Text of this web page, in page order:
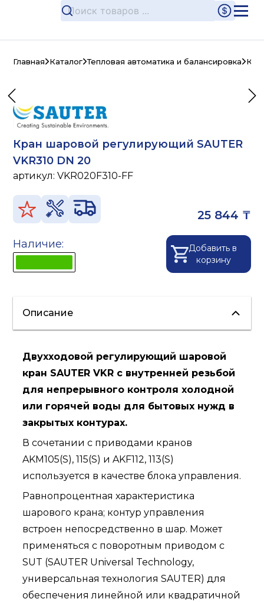
Главная Каталог Тепловая автоматика и балансировка
Кран шаровой регулирующий SAUTER
VKR310 DN 20
артикул:VKR020F310-FF
25 844 ₸
Наличие:
Добавить в
корзину
Описание
Двухходовой регулирующий шаровой
кран SAUTER VKR с внутренней резьбой
для непрерывного контроля холодной
или горячей воды для бытовых нужд в
закрытых контурах.
В сочетании с приводами кранов
AKM105(S), 115(S) и AKF112, 113(S)
используется в качестве блока управления.
Равнопроцентная характеристика
шарового крана; контур управления
встроен непосредственно в шар. Может
применяться с поворотным приводом с
SUT (SAUTER Universal Technology,
универсальная технология SAUTER) для
обеспечения линейной или квадратичной